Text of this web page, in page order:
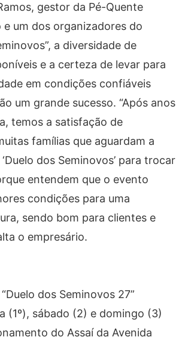
gestor da Pé-Quente
e um dos organizadores do
a diversidade de
e a certeza de levar para
em condições confiáveis
um grande sucesso. “Após anos
temos a satisfação de
famílias que aguardam a
dos Seminovos’ para trocar
entendem que o evento
condições para uma
sendo bom para clientes e
o empresário.
dos Seminovos 27”
(1º), sábado (2) e domingo (3)
do Assaí da Avenida